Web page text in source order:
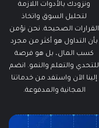
ونزودك بالأدوات اللازمة
لتحليل السوق واتخاذ
القرارات الصحيحة. نحن نؤمن
بأن التداول هو أكثر من مجرد
كسب المال، بل هو فرصة
للتحدي والتعلم والنمو. انضم
إلينا الآن واستفد من خدماتنا
المجانية والمدفوعة.